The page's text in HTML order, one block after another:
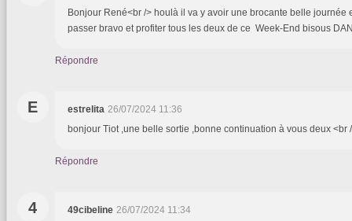
Bonjour René<br /> houlà il va y avoir une brocante belle journée
passer bravo et profiter tous les deux de ce Week-End bisous
Répondre
E estrelita 26/07/2024 11:36
bonjour Tiot ,une belle sortie ,bonne continuation à vous deux <br
Répondre
4 49cibeline 26/07/2024 11:34